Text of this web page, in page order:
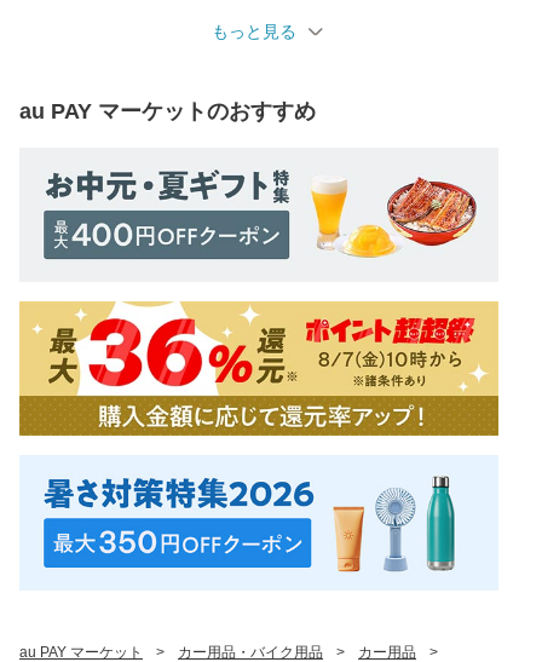
もっと見る
au PAY マーケットのおすすめ
au PAY マーケット > カー用品・バイク用品 > カー用品
>